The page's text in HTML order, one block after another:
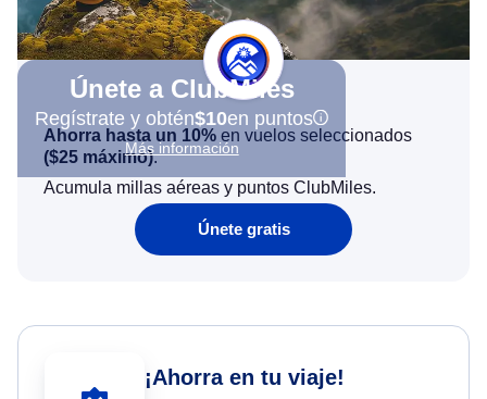
Únete a ClubMiles
Regístrate y obtén$10en puntos
Más información
Ahorra hasta un 10% en vuelos seleccionados
($25 máximo).
Acumula millas aéreas y puntos ClubMiles.
Únete gratis
¡Ahorra en tu viaje!